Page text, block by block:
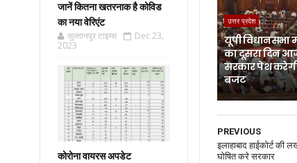
जानें कितना खतरनाक है कोविड
का नया वेरिएंट
सुल्तानपुर टाइम्स
Dec 23,
2023
कोरोना वायरस अपडेट
उत्तर प्रदेश
यूपी विधानसभा
का दूसरा दिन
सरकार पेश
बजट
PREVIOUS
इलाहाबाद हाईकोर्ट
घोषित करे सरकार